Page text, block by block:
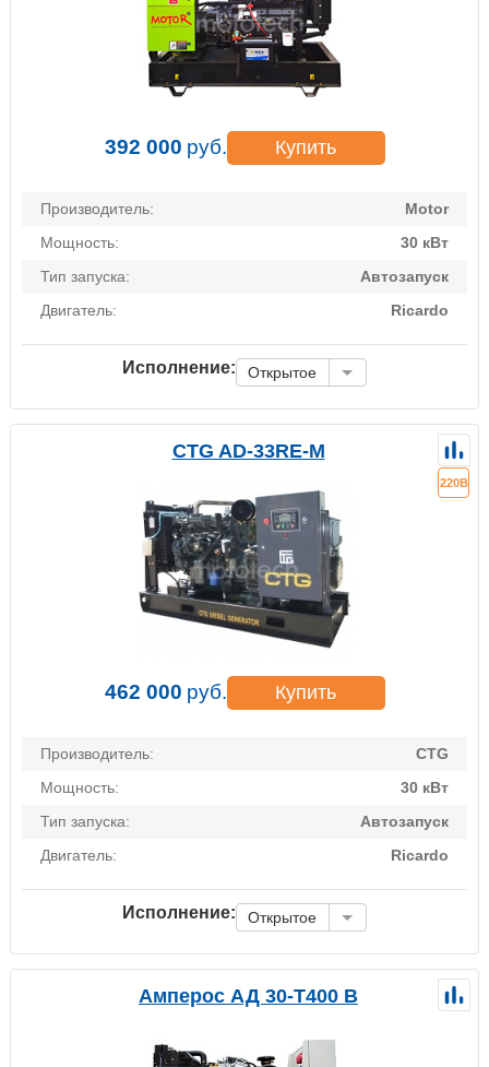
392 000 руб. Купить
Производитель:
Motor
Мощность:
30 кВт
Тип запуска:
Автозапуск
Двигатель:
Ricardo
Исполнение: Открытое
CTG AD-33RE-M
220В
462 000 руб. Купить
Производитель:
CTG
Мощность:
30 кВт
Тип запуска:
Автозапуск
Двигатель:
Ricardo
Исполнение: Открытое
Амперос АД 30-Т400 B